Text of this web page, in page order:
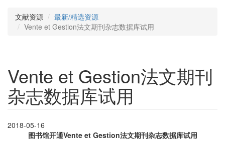
文献资源
最新/精选资源
Vente et Gestion法文期刊杂志数据库试用
Vente et Gestion法文期刊
杂志数据库试用
2018-05-16
图书馆开通Vente et Gestion法文期刊杂志数据库试用